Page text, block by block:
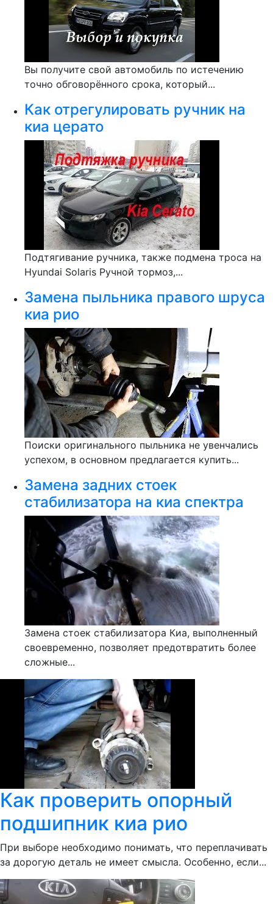
Вы получите свой автомобиль по истечению
точно обговорённого срока, который...
Как отрегулировать ручник на
киа церато
Подтягивание ручника, также подмена троса на
Hyundai Solaris Ручной тормоз,...
Замена пыльника правого шруса
киа рио
Поиски оригинального пыльника не увенчались
успехом, в основном предлагается купить...
Замена задних стоек
стабилизатора на киа спектра
Замена стоек стабилизатора Киа, выполненный
своевременно, позволяет предотвратить более
сложные...
Как проверить опорный
подшипник киа рио
При выборе необходимо понимать, что переплачивать
за дорогую деталь не имеет смысла. Особенно, если...